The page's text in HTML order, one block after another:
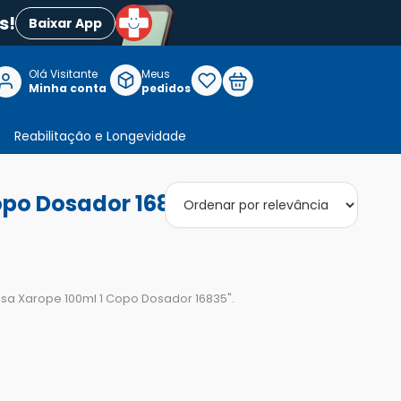
Baixar App
Olá Visitante
Minha conta
Meus
pedidos
Reabilitação e Longevidade
Dosador 16835"
Xarope 100ml 1 Copo Dosador 16835".